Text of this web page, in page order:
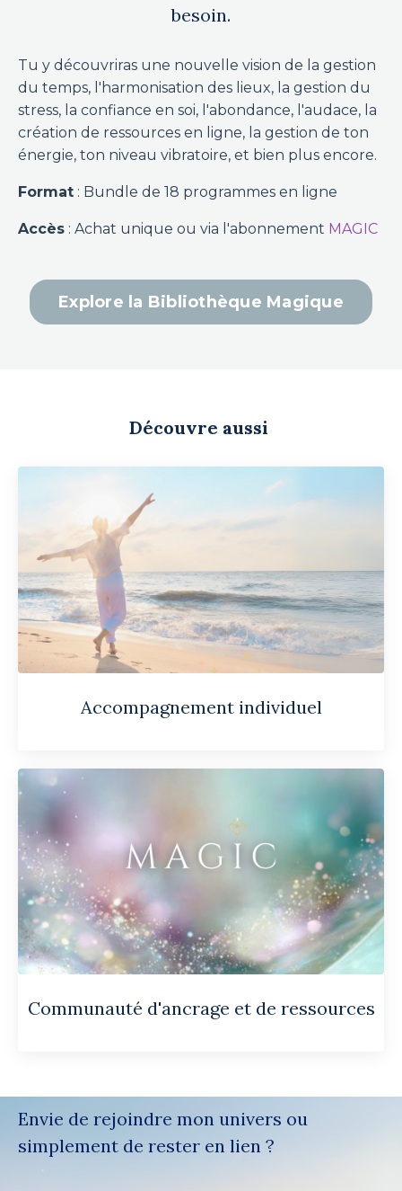
besoin.
Tu y découvriras une nouvelle vision de la gestion
du temps, l'harmonisation des lieux, la gestion du
stress, la confiance en soi, l'abondance, l'audace, la
création de ressources en ligne, la gestion de ton
énergie, ton niveau vibratoire, et bien plus encore.
Format : Bundle de 18 programmes en ligne
Accès : Achat unique ou via l'abonnement MAGIC
Explore la Bibliothèque Magique
Découvre aussi
Accompagnement individuel
Communauté d'ancrage et de ressources
Envie de rejoindre mon univers ou
simplement de rester en lien ?